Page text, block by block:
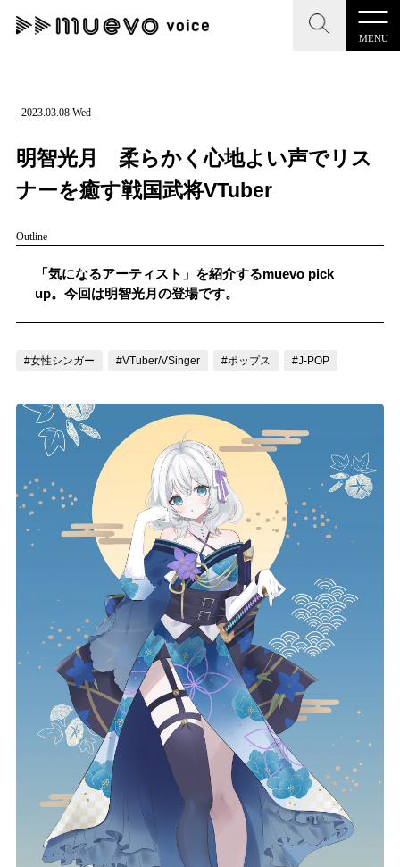
MENU
CLOSE
記事を検索する
人気ワード
#男性SSW #ポップス #女性SSW
CLOSE
"読者の声を形にする”音楽特化メディア
MENU
記事一覧
記事リクエスト
ログイン
muevoクラウドファンディング
muevoコミュニティ
ぶいクラ！by muevo
ぶいコミュ！by muevo
ぶいマガ！ by muevo
Official SNS
2023.03.08 Wed
明智光月 柔らかく心地よい声でリス
ナーを癒す戦国武将VTuber
Outline
「気になるアーティスト」を紹介するmuevo pick
up。今回は明智光月の登場です。
#女性シンガー #VTuber/VSinger #ポップス #J-POP